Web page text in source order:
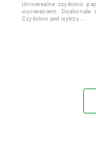
Uniwersalne czyściwo
wycieraniem. Doskonale
Czyściwo jest wytrzy